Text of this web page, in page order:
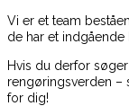
Vi er et team
de har et indgående
Hvis du derfor
rengøringsverden –
for dig!